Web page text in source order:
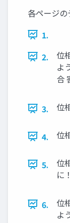
各ページの
1.
2.
位
よ
合
3. 位
4. 位
5.
位
に
6.
位
よ